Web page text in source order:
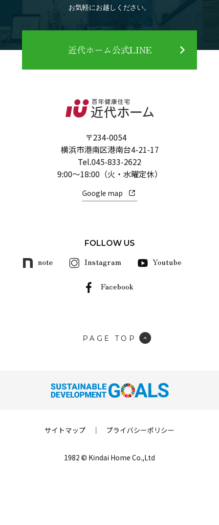
お気軽にお越しください。
近代ホーム公式LINE
〒234-0054
横浜市港南区港南台4-21-17
Tel.045-833-2622
9:00～18:00（火・水曜定休）
Google map
FOLLOW US
note Instagram Youtube
Facebook
PAGE TOP
サイトマップ ｜ プライバシーポリシー
1982 © Kindai Home Co.,Ltd